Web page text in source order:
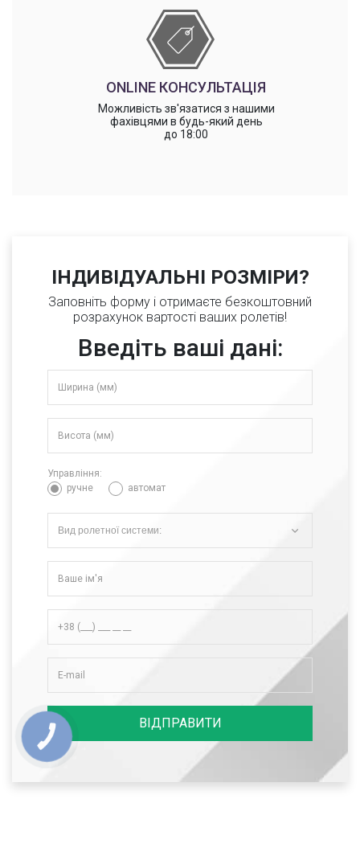
ONLINE КОНСУЛЬТАЦІЯ
Можливість зв'язатися з нашими
фахівцями в будь-який день
до 18:00
ІНДИВІДУАЛЬНІ РОЗМІРИ?
Заповніть форму і отримаєте безкоштовний
розрахунок вартості ваших ролетів!
Введіть ваші дані:
Управління:
ручне
автомат
Вид ролетної системи:
ВІДПРАВИТИ
КНОПКА
СВЯЗИ